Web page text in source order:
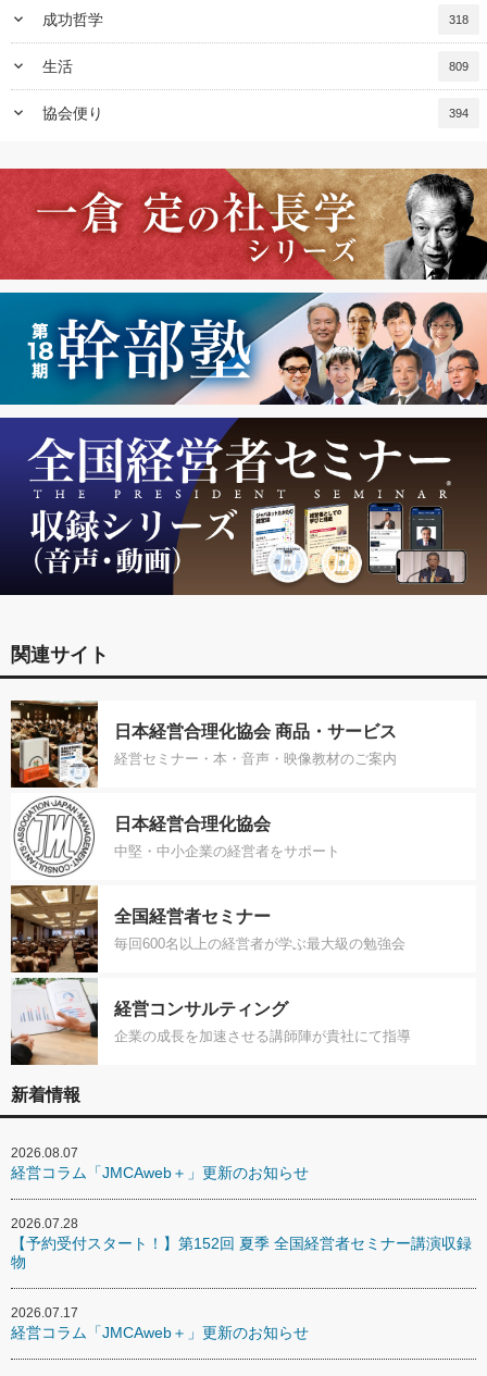
keyboard_arrow_down 成功哲学 318
keyboard_arrow_down 生活 809
keyboard_arrow_down 協会便り 394
関連サイト
日本経営合理化協会 商品・サービス
経営セミナー・本・音声・映像教材のご案内
日本経営合理化協会
中堅・中小企業の経営者をサポート
全国経営者セミナー
毎回600名以上の経営者が学ぶ最大級の勉強会
経営コンサルティング
企業の成長を加速させる講師陣が貴社にて指導
新着情報
2026.08.07
経営コラム「JMCAweb＋」更新のお知らせ
2026.07.28
【予約受付スタート！】第152回 夏季 全国経営者セミナー講演収録
物
2026.07.17
経営コラム「JMCAweb＋」更新のお知らせ